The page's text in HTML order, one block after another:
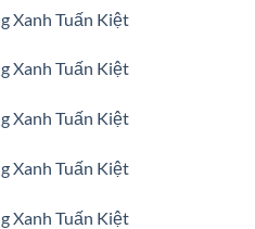
Xanh Tuấn Kiệt
Xanh Tuấn Kiệt
Xanh Tuấn Kiệt
Xanh Tuấn Kiệt
Xanh Tuấn Kiệt